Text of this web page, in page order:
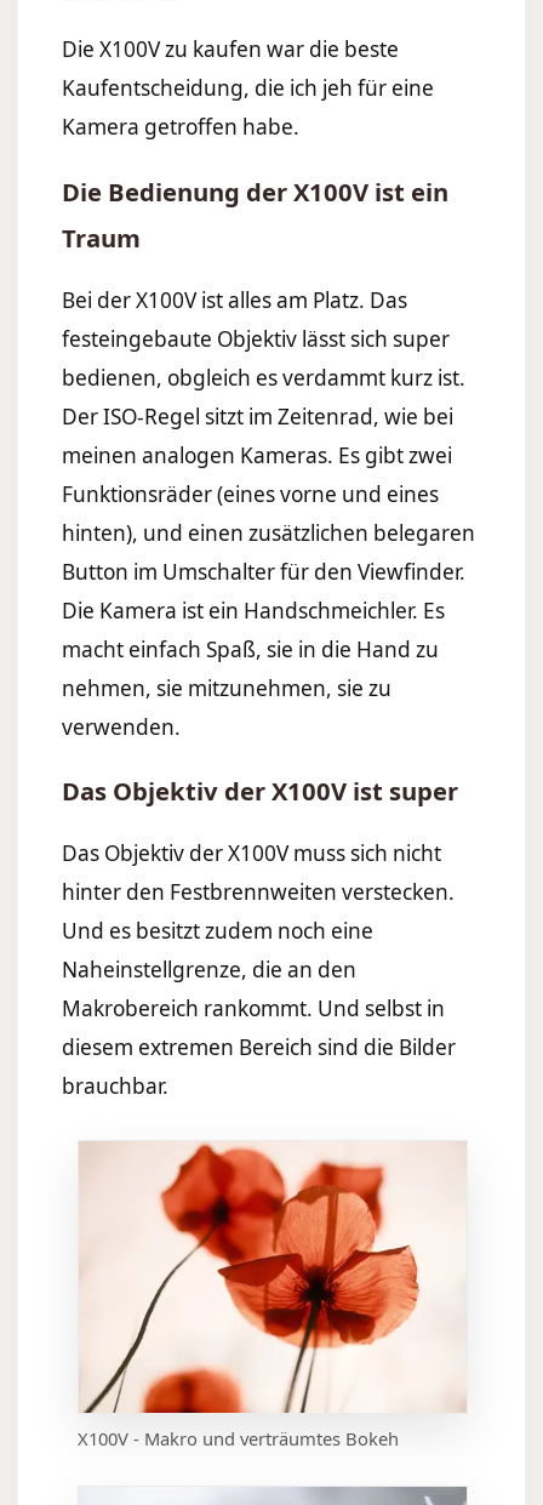
Die X100V zu kaufen war die beste
Kaufentscheidung, die ich jeh für eine
Kamera getroffen habe.
Die Bedienung der X100V ist ein
Traum
Bei der X100V ist alles am Platz. Das
festeingebaute Objektiv lässt sich super
bedienen, obgleich es verdammt kurz ist.
Der ISO-Regel sitzt im Zeitenrad, wie bei
meinen analogen Kameras. Es gibt zwei
Funktionsräder (eines vorne und eines
hinten), und einen zusätzlichen belegaren
Button im Umschalter für den Viewfinder.
Die Kamera ist ein Handschmeichler. Es
macht einfach Spaß, sie in die Hand zu
nehmen, sie mitzunehmen, sie zu
verwenden.
Das Objektiv der X100V ist super
Das Objektiv der X100V muss sich nicht
hinter den Festbrennweiten verstecken.
Und es besitzt zudem noch eine
Naheinstellgrenze, die an den
Makrobereich rankommt. Und selbst in
diesem extremen Bereich sind die Bilder
brauchbar.
X100V - Makro und verträumtes Bokeh